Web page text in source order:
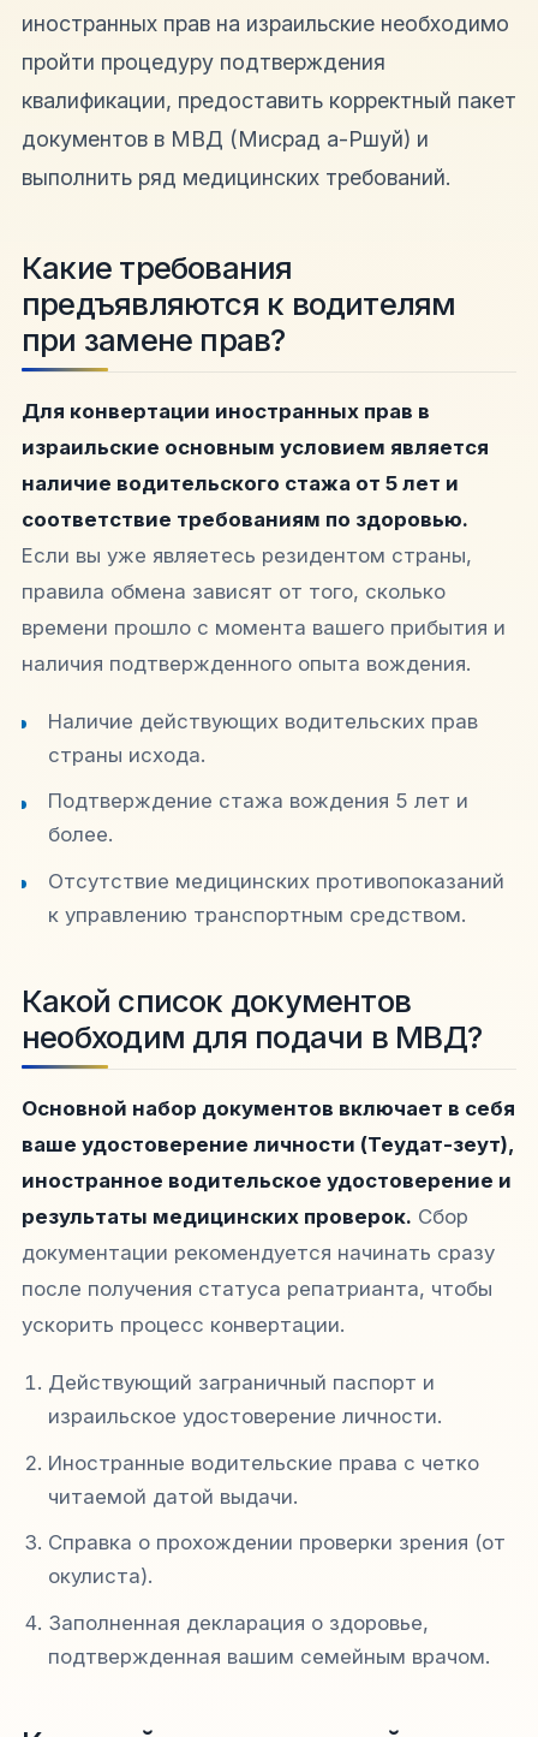
иностранных прав на израильские необходимо
пройти процедуру подтверждения
квалификации, предоставить корректный пакет
документов в МВД (Мисрад а-Ршуй) и
выполнить ряд медицинских требований.
Какие требования
предъявляются к водителям
при замене прав?
Для конвертации иностранных прав в
израильские основным условием является
наличие водительского стажа от 5 лет и
соответствие требованиям по здоровью.
Если вы уже являетесь резидентом страны,
правила обмена зависят от того, сколько
времени прошло с момента вашего прибытия и
наличия подтвержденного опыта вождения.
Наличие действующих водительских прав
страны исхода.
Подтверждение стажа вождения 5 лет и
более.
Отсутствие медицинских противопоказаний
к управлению транспортным средством.
Какой список документов
необходим для подачи в МВД?
Основной набор документов включает в себя
ваше удостоверение личности (Теудат-зеут),
иностранное водительское удостоверение и
результаты медицинских проверок. Сбор
документации рекомендуется начинать сразу
после получения статуса репатрианта, чтобы
ускорить процесс конвертации.
Действующий заграничный паспорт и
израильское удостоверение личности.
Иностранные водительские права с четко
читаемой датой выдачи.
Справка о прохождении проверки зрения (от
окулиста).
Заполненная декларация о здоровье,
подтвержденная вашим семейным врачом.